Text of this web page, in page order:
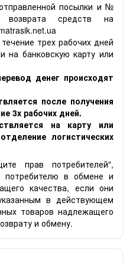
посылки и №
возврата средств на
трех рабочих дней
банковскую карту или
денег происходят
после получения
3х рабочих дней.
на карту или
логистических
прав потребителей",
потребителю в обмене и
качества, если они
в действующем
товаров надлежащего
и обмену.